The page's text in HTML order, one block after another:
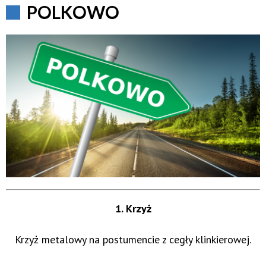
POLKOWO
1. Krzyż
Krzyż metalowy na postumencie z cegły klinkierowej.